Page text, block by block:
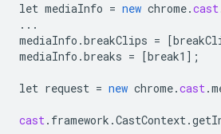
let mediaInfo = new chrome.cast
...
mediaInfo .breakClips = [
mediaInfo .breaks = [break1 ] ;
let request = new chrome.cast.
cast. framework .CastContext.